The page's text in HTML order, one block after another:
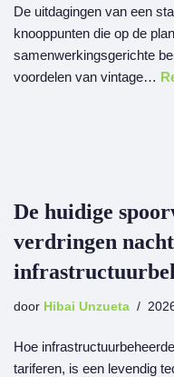
De uitdagingen van een
knooppunten die op de
samenwerkingsgerichte
voordelen van vintage…
De huidige
verdringen
door Hibai Unzueta
Hoe
tariferen, is een levendig